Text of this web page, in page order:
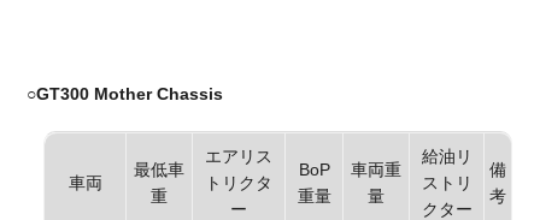
○GT300 Mother Chassis
車両
最低車
重
エアリス
トリクタ
ー
BoP
重量
車両重
量
給油リ
ストリ
クター
備
考